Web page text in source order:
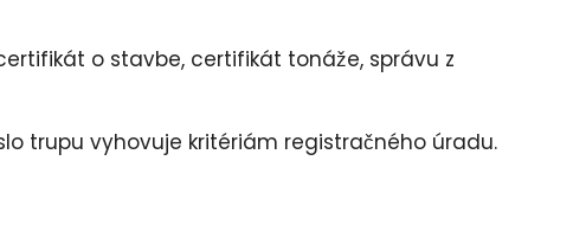
o stavbe, certifikát tonáže, správu z
trupu vyhovuje kritériám registračného úradu.